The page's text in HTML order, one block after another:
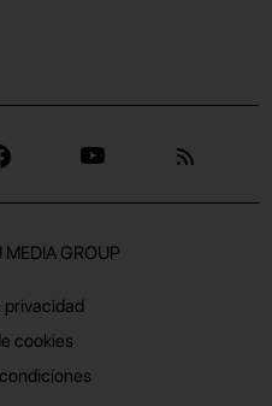
MEDIA GROUP
privacidad
cookies